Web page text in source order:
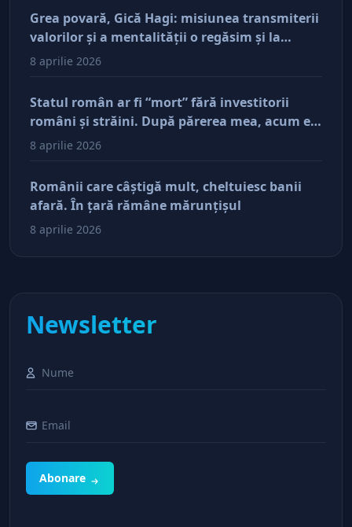
Grea povară, Gică Hagi: misiunea transmiterii
valorilor şi a mentalităţii o regăsim şi la
antreprenorii care vor să-și lase moştenire
8 aprilie 2026
Statul român ar fi “mort” fără investitorii
români şi străini. După părerea mea, acum e
doar pe perfuzii şi încă nu face diferenţa între
8 aprilie 2026
Românii care câştigă mult, cheltuiesc banii
afară. În ţară rămâne mărunţişul
8 aprilie 2026
Newsletter
Abonare